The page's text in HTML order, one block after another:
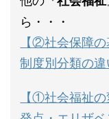
ら・・・
【②社会保障
制度別分類の
【①社会福祉